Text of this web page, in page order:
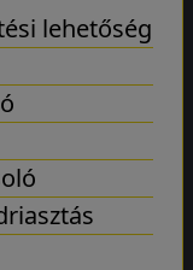
lehetőség